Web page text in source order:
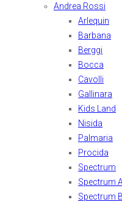
Andrea Rossi
Arlequin
Barbana
Berggi
Bocca
Cavolli
Gallinara
Kids Land
Nisida
Palmaria
Procida
Spectrum
Spectrum
Spectrum